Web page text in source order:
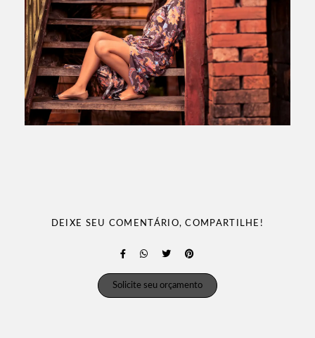
DEIXE SEU COMENTÁRIO, COMPARTILHE!
Solicite seu orçamento